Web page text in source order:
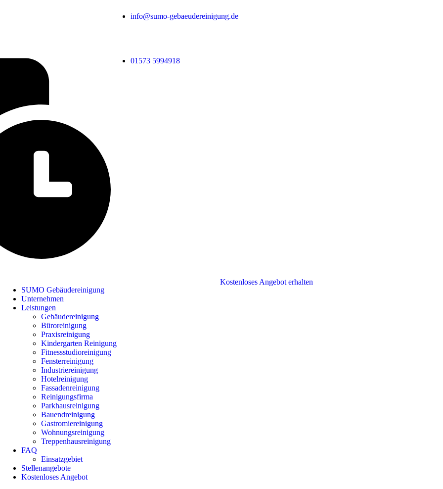
info@sumo-gebaeudereinigung.de
01573 5994918
SUMO Gebäudereinigung
Unternehmen
Leistungen
Gebäudereinigung
Büroreinigung
Praxisreinigung
Kindergarten Reinigung
Fitnessstudioreinigung
Fensterreinigung
Industriereinigung
Hotelreinigung
Fassadenreinigung
Reinigungsfirma
Parkhausreinigung
Bauendreinigung
Gastromiereinigung
Wohnungsreinigung
Treppenhausreinigung
FAQ
Einsatzgebiet
Stellenangebote
Kostenloses Angebot
Kostenloses Angebot erhalten